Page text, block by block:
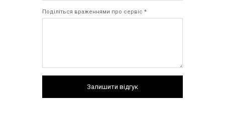
Поділіться враженнями про сервіс *
Залишити відгук